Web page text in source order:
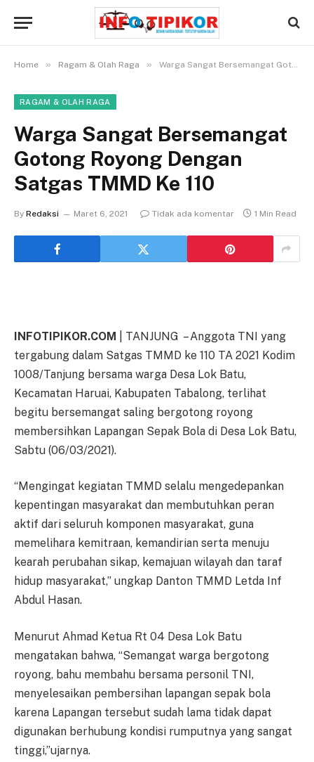
Home » Ragam & Olah Raga » Warga Sangat Bersemangat Gotong Royong Dengan Satgas TMMD Ke 110
RAGAM & OLAH RAGA
Warga Sangat Bersemangat
Gotong Royong Dengan
Satgas TMMD Ke 110
By Redaksi Maret 6, 2021 Tidak ada komentar 1 Min Read
INFOTIPIKOR.COM
| TANJUNG – Anggota TNI yang
tergabung dalam Satgas TMMD ke 110 TA 2021 Kodim
1008/Tanjung bersama warga Desa Lok Batu,
Kecamatan Haruai, Kabupaten Tabalong, terlihat
begitu bersemangat saling bergotong royong
membersihkan Lapangan Sepak Bola di Desa Lok Batu,
Sabtu (06/03/2021).
“Mengingat kegiatan TMMD selalu mengedepankan
kepentingan masyarakat dan membutuhkan peran
aktif dari seluruh komponen masyarakat, guna
memelihara kemitraan, kemandirian serta menuju
kearah perubahan sikap, kemajuan wilayah dan taraf
hidup masyarakat,” ungkap Danton TMMD Letda Inf
Abdul Hasan.
Menurut Ahmad Ketua Rt 04 Desa Lok Batu
mengatakan bahwa, “Semangat warga bergotong
royong, bahu membahu bersama personil TNI,
menyelesaikan pembersihan lapangan sepak bola
karena Lapangan tersebut sudah lama tidak dapat
digunakan berhubung kondisi rumputnya yang sangat
tinggi,”ujarnya.